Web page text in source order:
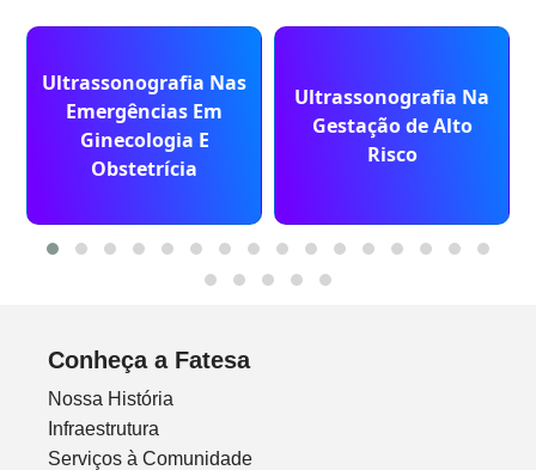
Ultrassonografia Nas
Emergências Em
Ginecologia E
Obstetrícia
Ultrassonografia Na
Gestação de Alto
Risco
Conheça a Fatesa
Nossa História
Infraestrutura
Serviços à Comunidade